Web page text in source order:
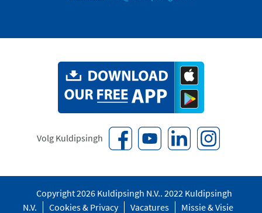
Volg Kuldipsingh
Copyright 2026 Kuldipsingh N.V.. 2022 Kuldipsingh
N.V.
Cookies & Privacy Vacatures Missie & Visie